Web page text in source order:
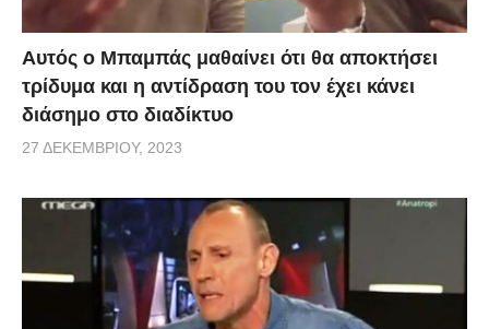
Αυτός ο Μπαμπάς μαθαίνει ότι θα αποκτήσει
τρίδυμα και η αντίδραση του τον έχει κάνει
διάσημο στο διαδίκτυο
27 ΔΕΚΕΜΒΡΊΟΥ, 2023